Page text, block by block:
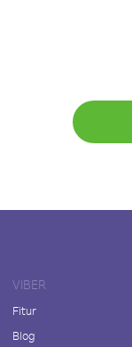
VIBER
Fitur
Blog